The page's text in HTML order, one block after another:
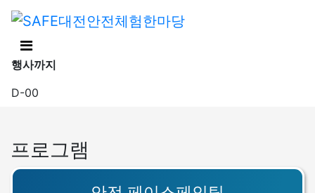
행사까지
D-00
프로그램